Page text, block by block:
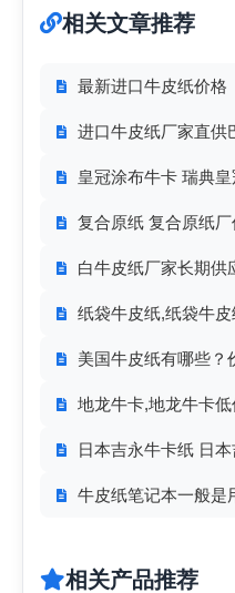
相关文章推荐
最新进口牛皮纸价格
进口牛皮纸厂家直供
皇冠涂布牛卡 瑞典
复合原纸 复合原纸
白牛皮纸厂家长期供
纸袋牛皮纸,纸袋牛皮
美国牛皮纸有哪些？
地龙牛卡,地龙牛卡
日本吉永牛卡纸 日
牛皮纸笔记本一般是
相关产品推荐